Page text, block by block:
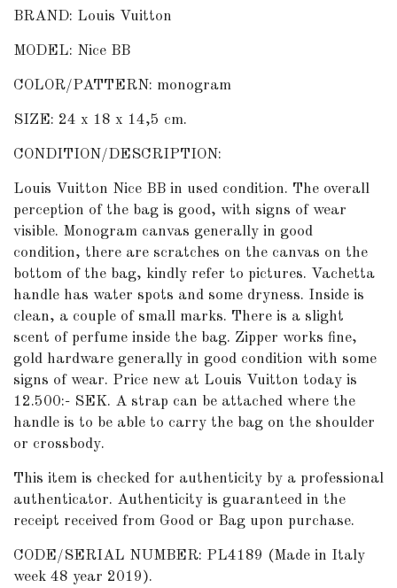
BRAND: Louis Vuitton
MODEL: Nice BB
COLOR/PATTERN: monogram
SIZE: 24 x 18 x 14,5 cm.
CONDITION/DESCRIPTION:
Louis Vuitton Nice BB in used condition. The overall
perception of the bag is good, with signs of wear
visible. Monogram canvas generally in good
condition, there are scratches on the canvas on the
bottom of the bag, kindly refer to pictures. Vachetta
handle has water spots and some dryness. Inside is
clean, a couple of small marks. There is a slight
scent of perfume inside the bag. Zipper works fine,
gold hardware generally in good condition with some
signs of wear. Price new at Louis Vuitton today is
12.500:- SEK. A strap can be attached where the
handle is to be able to carry the bag on the shoulder
or crossbody.
This item is checked for authenticity by a professional
authenticator. Authenticity is guaranteed in the
receipt received from Good or Bag upon purchase.
CODE/SERIAL NUMBER: PL4189 (Made in Italy
week 48 year 2019).